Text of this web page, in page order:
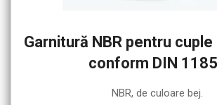
Garnitură NBR pentru
conform DIN
NBR, de culoare bej.